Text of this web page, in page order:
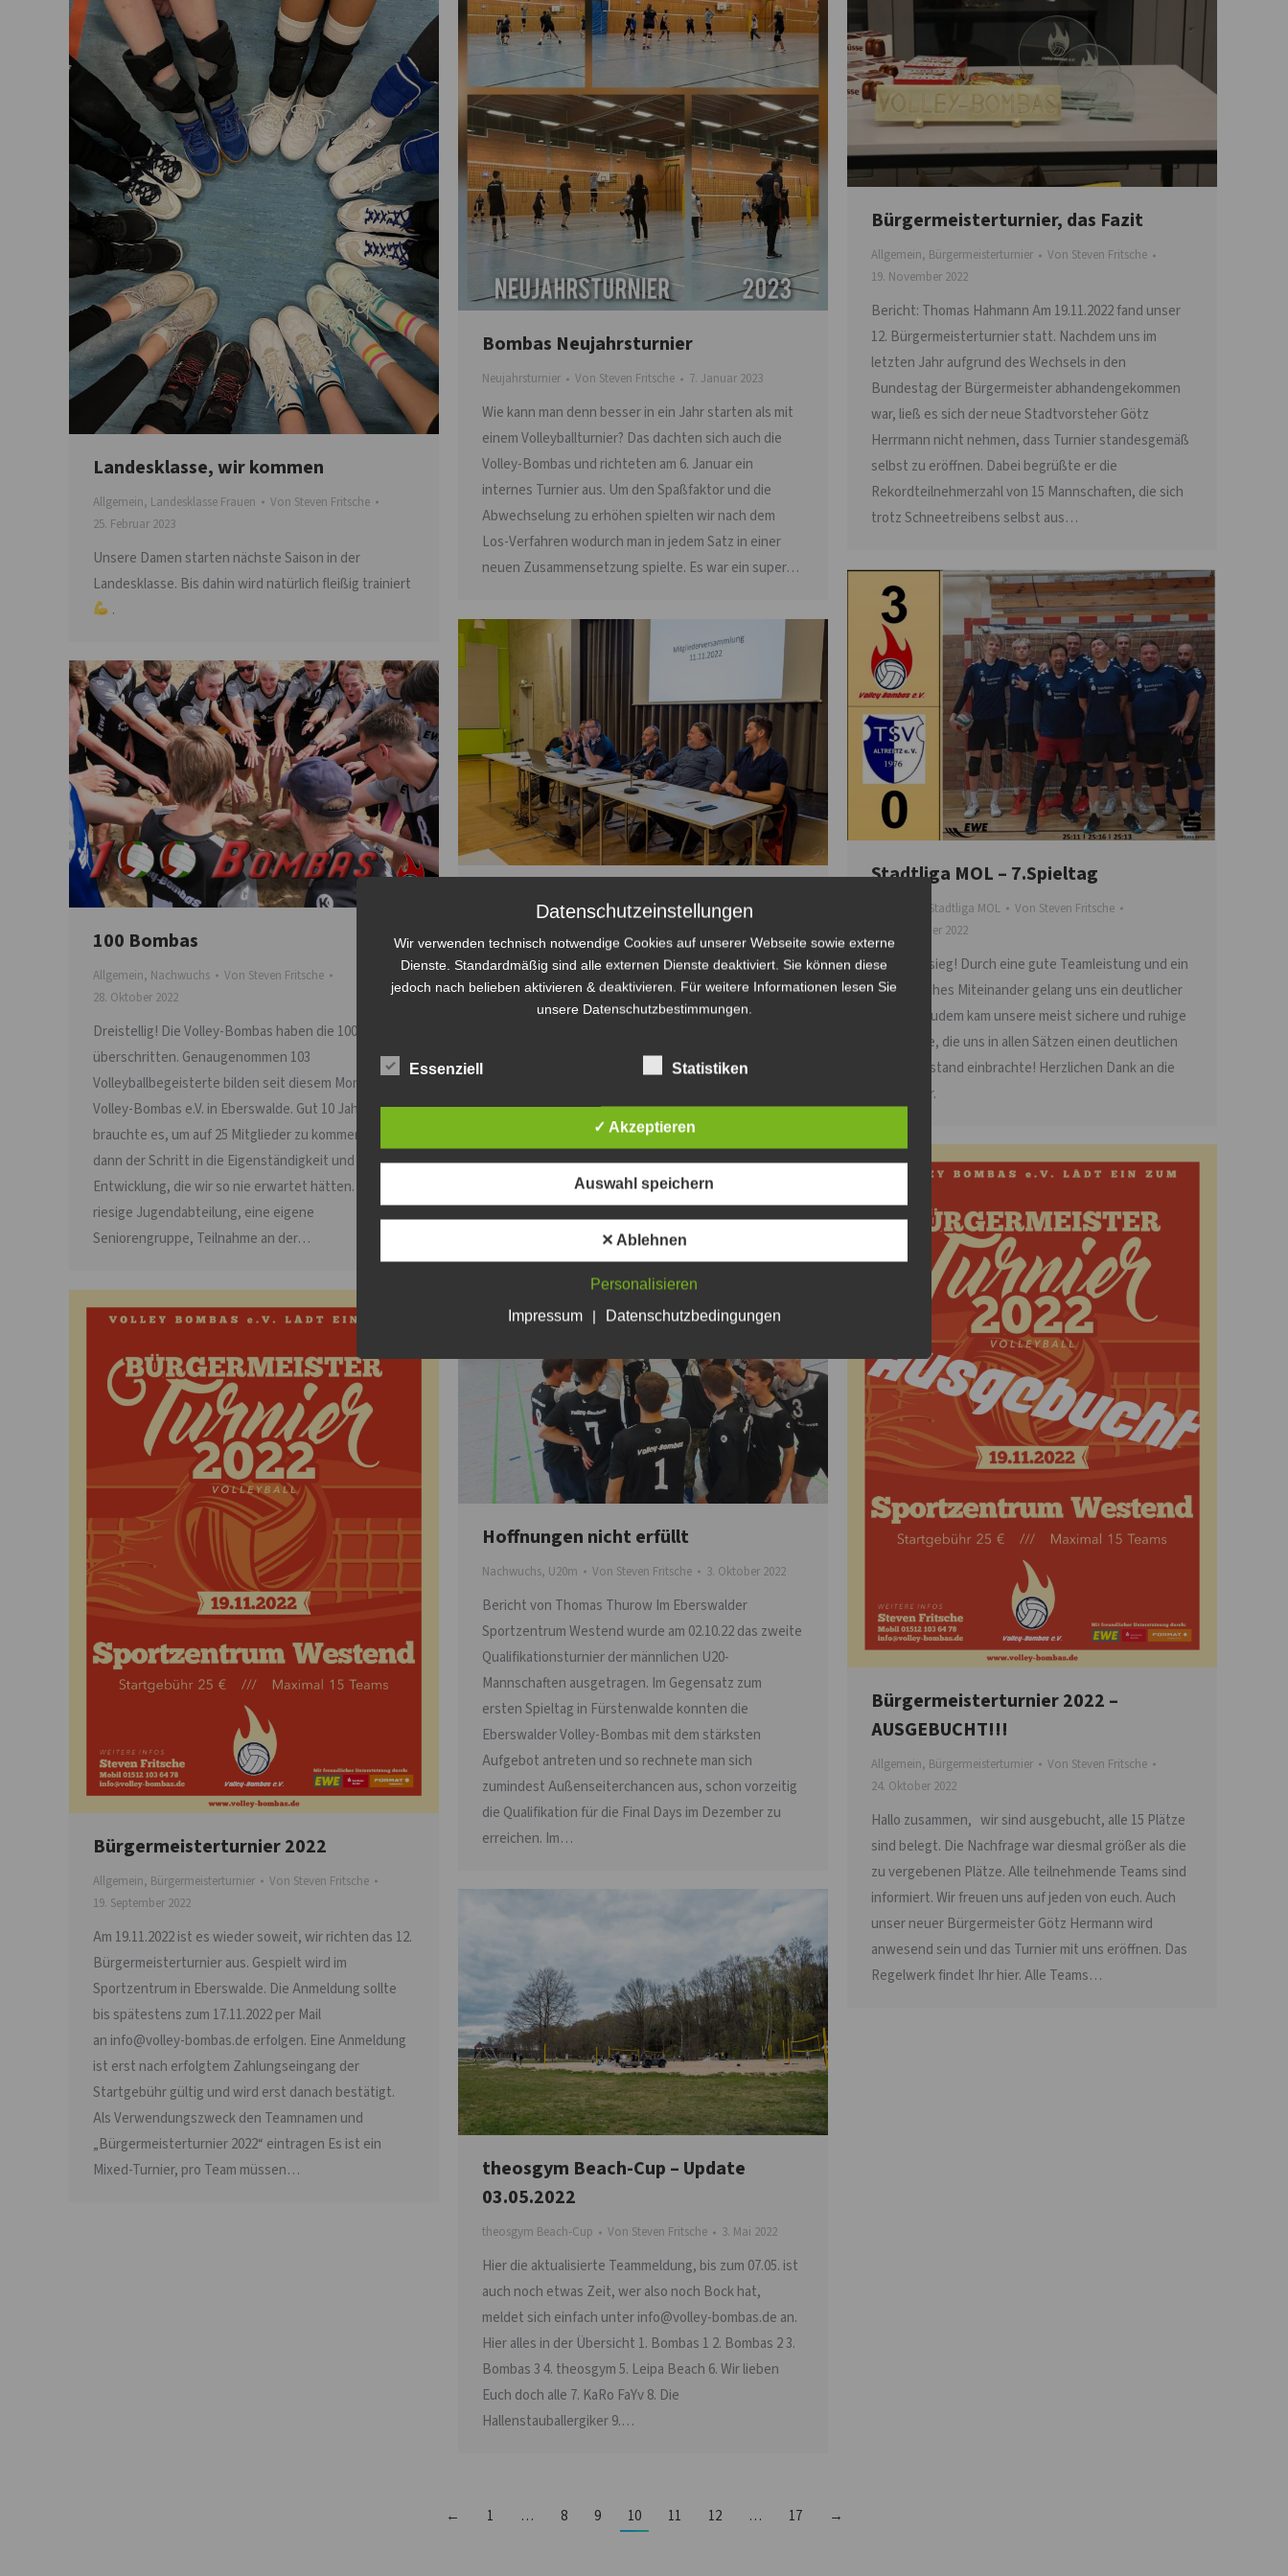
Landesklasse, wir kommen
Allgemein, Landesklasse Frauen Von Steven Fritsche
25. Februar 2023
Unsere Damen starten nächste Saison in der
Landesklasse. Bis dahin wird natürlich fleißig trainiert
.
Bombas Neujahrsturnier
Neujahrsturnier Von Steven Fritsche 7. Januar 2023
Wie kann man denn besser in ein Jahr starten als mit
einem Volleyballturnier? Das dachten sich auch die
Volley-Bombas und richteten am 6. Januar ein
internes Turnier aus. Um den Spaßfaktor und die
Abwechselung zu erhöhen spielten wir nach dem
Los-Verfahren wodurch man in jedem Satz in einer
neuen Zusammensetzung spielte. Es war ein super…
Bürgermeisterturnier, das Fazit
Allgemein, Bürgermeisterturnier Von Steven Fritsche
19. November 2022
Bericht: Thomas Hahmann Am 19.11.2022 fand unser
12. Bürgermeisterturnier statt. Nachdem uns im
letzten Jahr aufgrund des Wechsels in den
Bundestag der Bürgermeister abhandengekommen
war, ließ es sich der neue Stadtvorsteher Götz
Herrmann nicht nehmen, dass Turnier standesgemäß
selbst zu eröffnen. Dabei begrüßte er die
Rekordteilnehmerzahl von 15 Mannschaften, die sich
trotz Schneetreibens selbst aus…
Stadtliga MOL – 7.Spieltag
Stadtliga MOL Von Steven Fritsche
14. November 2022
Auswärtssieg! Durch eine gute Teamleistung und ein
harmonisches Miteinander gelang uns ein deutlicher
3:0 Sieg. Zudem kam unsere meist sichere und ruhige
Spielweise, die uns in allen Sätzen einen deutlichen
Punkteabstand einbrachte! Herzlichen Dank an die
Gastgeber.
Mitgliederversammlung 2022
Steven Fritsche 14. November 2022
Am vergangenen Freitag fand unsere alljährliche
Mitgliederversammlung im Tageszentrum des
Eberswalder Familiengarten statt. Neben einem
kommende Termine, Planungen und Spieltage für die
Wochen werden wir euch über geplante Turniere und
andere Termine informieren. Bis dahin freuen wir uns
100 Bombas
Allgemein, Nachwuchs Von Steven Fritsche
28. Oktober 2022
Dreistellig! Die Volley-Bombas haben die 100er-Marke
überschritten. Genaugenommen 103
Volleyballbegeisterte bilden seit diesem Monat den
Volley-Bombas e.V. in Eberswalde. Gut 10 Jahre
brauchte es, um auf 25 Mitglieder zu kommen. 2018
dann der Schritt in die Eigenständigkeit und eine
Entwicklung, die wir so nie erwartet hätten. Eine
riesige Jugendabteilung, eine eigene
Seniorengruppe, Teilnahme an der…
Bürgermeisterturnier 2022 –
AUSGEBUCHT!!!
Allgemein, Bürgermeisterturnier Von Steven Fritsche
24. Oktober 2022
Hallo zusammen, wir sind ausgebucht, alle 15 Plätze
sind belegt. Die Nachfrage war diesmal größer als die
zu vergebenen Plätze. Alle teilnehmende Teams sind
informiert. Wir freuen uns auf jeden von euch. Auch
unser neuer Bürgermeister Götz Hermann wird
anwesend sein und das Turnier mit uns eröffnen. Das
Regelwerk findet Ihr hier. Alle Teams…
Hoffnungen nicht erfüllt
Nachwuchs, U20m Von Steven Fritsche 3. Oktober 2022
Bericht von Thomas Thurow Im Eberswalder
Sportzentrum Westend wurde am 02.10.22 das zweite
Qualifikationsturnier der männlichen U20-
Mannschaften ausgetragen. Im Gegensatz zum
ersten Spieltag in Fürstenwalde konnten die
Eberswalder Volley-Bombas mit dem stärksten
Aufgebot antreten und so rechnete man sich
zumindest Außenseiterchancen aus, schon vorzeitig
die Qualifikation für die Final Days im Dezember zu
erreichen. Im…
Bürgermeisterturnier 2022
Allgemein, Bürgermeisterturnier Von Steven Fritsche
19. September 2022
Am 19.11.2022 ist es wieder soweit, wir richten das 12.
Bürgermeisterturnier aus. Gespielt wird im
Sportzentrum in Eberswalde. Die Anmeldung sollte
bis spätestens zum 17.11.2022 per Mail
an info@volley-bombas.de erfolgen. Eine Anmeldung
ist erst nach erfolgtem Zahlungseingang der
Startgebühr gültig und wird erst danach bestätigt.
Als Verwendungszweck den Teamnamen und
„Bürgermeisterturnier 2022“ eintragen Es ist ein
Mixed-Turnier, pro Team müssen…
theosgym Beach-Cup – Update
03.05.2022
theosgym Beach-Cup Von Steven Fritsche 3. Mai 2022
Hier die aktualisierte Teammeldung, bis zum 07.05. ist
auch noch etwas Zeit, wer also noch Bock hat,
meldet sich einfach unter info@volley-bombas.de an.
Hier alles in der Übersicht 1. Bombas 1 2. Bombas 2 3.
Bombas 3 4. theosgym 5. Leipa Beach 6. Wir lieben
Euch doch alle 7. KaRo FaYv 8. Die
Hallenstauballergiker 9.…
← 1 … 8 9 10 11 12 … 17 →
Datenschutzeinstellungen
Wir verwenden technisch notwendige Cookies auf unserer Webseite sowie externe
Dienste. Standardmäßig sind alle externen Dienste deaktiviert. Sie können diese
jedoch nach belieben aktivieren & deaktivieren. Für weitere Informationen lesen Sie
unsere Datenschutzbestimmungen.
Essenziell Statistiken
✓ Akzeptieren
Auswahl speichern
✕ Ablehnen
Personalisieren
Impressum
| Datenschutzbedingungen